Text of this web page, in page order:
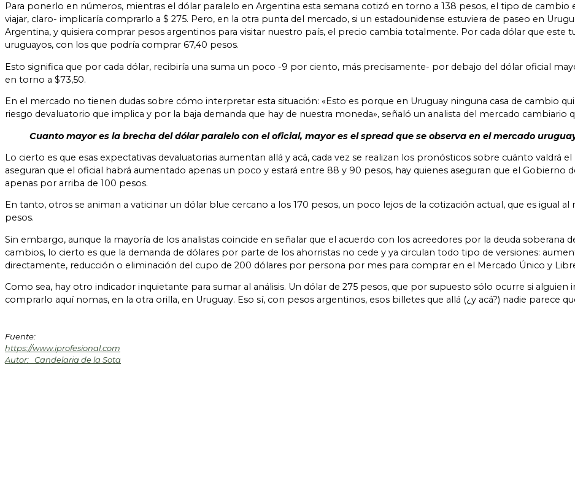
Para ponerlo en números, mientras el dólar paralelo en Argentina esta semana cotizó en torno a 138 pesos, el tipo de cambio
viajar, claro- implicaría comprarlo a $ 275. Pero, en la otra punta del mercado, si un estadounidense estuviera de paseo en
Argentina, y quisiera comprar pesos argentinos para visitar nuestro país, el precio cambia totalmente. Por cada dólar que este
uruguayos, con los que podría comprar 67,40 pesos.
Esto significa que por cada dólar, recibiría una suma un poco -9 por ciento, más precisamente- por debajo del dólar oficial
en torno a $73,50.
En el mercado no tienen dudas sobre cómo interpretar esta situación: «Esto es porque en Uruguay ninguna casa de cambio
riesgo devaluatorio que implica y por la baja demanda que hay de nuestra moneda», señaló un analista del mercado cambiario
Cuanto mayor es la brecha del dólar paralelo con el oficial, mayor es el spread que se observa en el mercado
Lo cierto es que esas expectativas devaluatorias aumentan allá y acá, cada vez se realizan los pronósticos sobre cuánto valdrá
aseguran que el oficial habrá aumentado apenas un poco y estará entre 88 y 90 pesos, hay quienes aseguran que el Gobierno
apenas por arriba de 100 pesos.
En tanto, otros se animan a vaticinar un dólar blue cercano a los 170 pesos, un poco lejos de la cotización actual, que es igual
pesos.
Sin embargo, aunque la mayoría de los analistas coincide en señalar que el acuerdo con los acreedores por la deuda soberana
cambios, lo cierto es que la demanda de dólares por parte de los ahorristas no cede y ya circulan todo tipo de versiones:
directamente, reducción o eliminación del cupo de 200 dólares por persona por mes para comprar en el Mercado Único y
Como sea, hay otro indicador inquietante para sumar al análisis. Un dólar de 275 pesos, que por supuesto sólo ocurre si alguien
comprarlo aquí nomas, en la otra orilla, en Uruguay. Eso sí, con pesos argentinos, esos billetes que allá (¿y acá?) nadie parece
Fuente:
https://www.iprofesional.com
Autor: Candelaria de la Sota